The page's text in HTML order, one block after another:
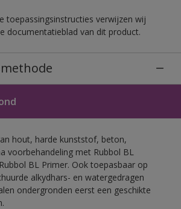
toepassingsinstructies verwijzen wij
documentatieblad van dit product.
hout, harde kunststof, beton,
voorbehandeling met Rubbol BL
BL Primer. Ook toepasbaar op
alkydhars- en watergedragen
ondergronden eerst een geschikte